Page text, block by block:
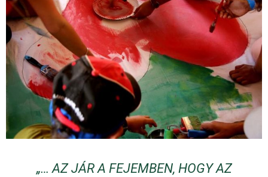
„… AZ JÁR A FEJEMBEN, HOGY AZ